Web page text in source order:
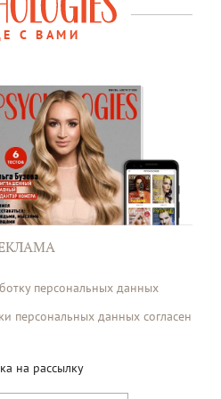
С ВАМИ
персональных данных
персональных данных согласен
на рассылку